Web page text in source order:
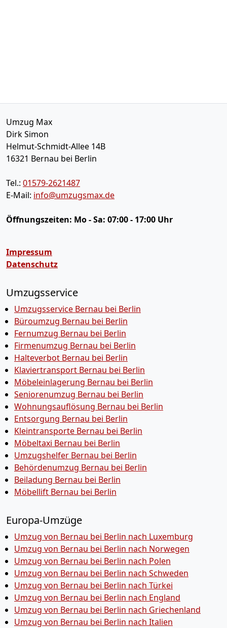
Umzug Max
Dirk Simon
Helmut-Schmidt-Allee 14B
16321 Bernau bei Berlin
Tel.: 01579-2621487
E-Mail: info@umzugsmax.de
Öffnungszeiten: Mo - Sa: 07:00 - 17:00 Uhr
Impressum
Datenschutz
Umzugsservice
Umzugsservice Bernau bei Berlin
Büroumzug Bernau bei Berlin
Fernumzug Bernau bei Berlin
Firmenumzug Bernau bei Berlin
Halteverbot Bernau bei Berlin
Klaviertransport Bernau bei Berlin
Möbeleinlagerung Bernau bei Berlin
Seniorenumzug Bernau bei Berlin
Wohnungsauflösung Bernau bei Berlin
Entsorgung Bernau bei Berlin
Kleintransporte Bernau bei Berlin
Möbeltaxi Bernau bei Berlin
Umzugshelfer Bernau bei Berlin
Behördenumzug Bernau bei Berlin
Beiladung Bernau bei Berlin
Möbellift Bernau bei Berlin
Europa-Umzüge
Umzug von Bernau bei Berlin nach Luxemburg
Umzug von Bernau bei Berlin nach Norwegen
Umzug von Bernau bei Berlin nach Polen
Umzug von Bernau bei Berlin nach Schweden
Umzug von Bernau bei Berlin nach Türkei
Umzug von Bernau bei Berlin nach England
Umzug von Bernau bei Berlin nach Griechenland
Umzug von Bernau bei Berlin nach Italien